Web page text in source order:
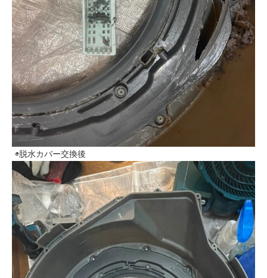
◉脱水カバー交換後